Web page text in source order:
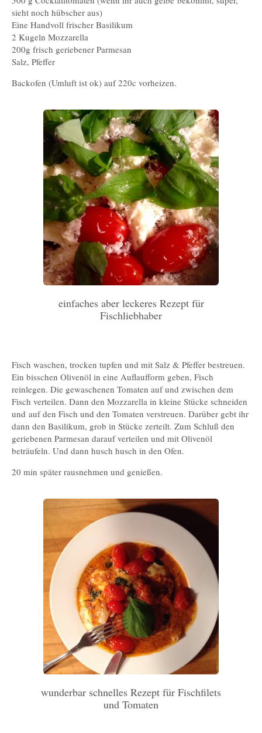
sieht noch hübscher aus)
Eine Handvoll frischer Basilikum
2 Kugeln Mozzarella
200g frisch geriebener Parmesan
Salz, Pfeffer
Backofen (Umluft ist ok) auf 220c vorheizen.
einfaches aber leckeres Rezept für
Fischliebhaber
Fisch waschen, trocken tupfen und mit Salz & Pfeffer bestreuen.
Ein bisschen Olivenöl in eine Auflaufform geben, Fisch
reinlegen. Die gewaschenen Tomaten auf und zwischen dem
Fisch verteilen. Dann den Mozzarella in kleine Stücke schneiden
und auf den Fisch und den Tomaten verstreuen. Darüber gebt ihr
dann den Basilikum, grob in Stücke zerteilt. Zum Schluß den
geriebenen Parmesan darauf verteilen und mit Olivenöl
beträufeln. Und dann husch husch in den Ofen.
20 min später rausnehmen und genießen.
wunderbar schnelles Rezept für Fischfilets
und Tomaten